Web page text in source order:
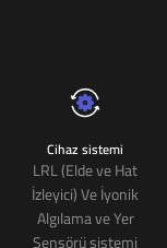
Cihaz sistemi
LRL (Elde ve Hat
İzleyici) Ve İyonik
Algılama ve Yer
Sensörü sistemi